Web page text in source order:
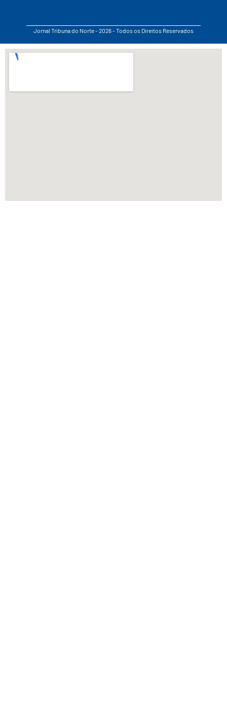
Jornal Tribuna do Norte - 2026 - Todos os Direitos Reservados